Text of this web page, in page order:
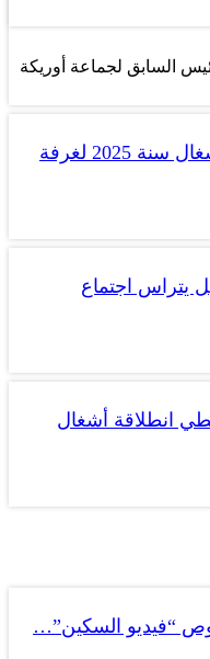
السابق لجماعة أوريكة
بالڤيديو.. بن خالد يبرز حصيلة أشغال سنة 2025 لغرفة
يتراس اجتماع
انطلاقة أشغال
“فيديو السكين”…